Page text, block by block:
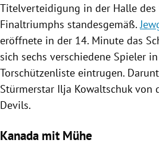
Titelverteidigung in der Halle
Finaltriumphs standesgemäß.
eröffnete in der 14. Minute das
sich sechs verschiedene Spieler
Torschützenliste eintrugen.
Stürmerstar Ilja Kowaltschukvon
Devils.
Kanada mit Mühe